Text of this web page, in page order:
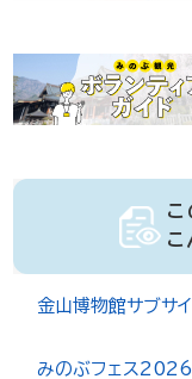
こ
こ
金山博物館サブサイ
みのぶフェス